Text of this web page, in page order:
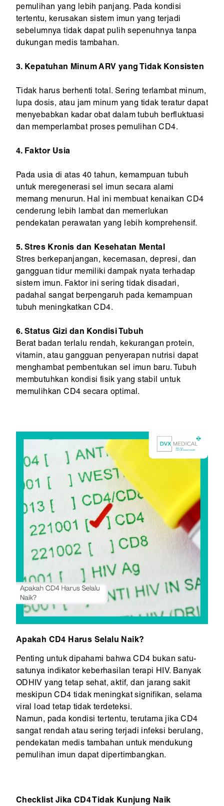
pemulihan yang lebih panjang. Pada kondisi
tertentu, kerusakan sistem imun yang terjadi
sebelumnya tidak dapat pulih sepenuhnya tanpa
dukungan medis tambahan.
3. Kepatuhan Minum ARV yang Tidak Konsisten
Tidak harus berhenti total. Sering terlambat minum,
lupa dosis, atau jam minum yang tidak teratur dapat
menyebabkan kadar obat dalam tubuh berfluktuasi
dan memperlambat proses pemulihan CD4.
4. Faktor Usia
Pada usia di atas 40 tahun, kemampuan tubuh
untuk meregenerasi sel imun secara alami
memang menurun. Hal ini membuat kenaikan CD4
cenderung lebih lambat dan memerlukan
pendekatan perawatan yang lebih komprehensif.
5. Stres Kronis dan Kesehatan Mental
Stres berkepanjangan, kecemasan, depresi, dan
gangguan tidur memiliki dampak nyata terhadap
sistem imun. Faktor ini sering tidak disadari,
padahal sangat berpengaruh pada kemampuan
tubuh meningkatkan CD4.
6. Status Gizi dan Kondisi Tubuh
Berat badan terlalu rendah, kekurangan protein,
vitamin, atau gangguan penyerapan nutrisi dapat
menghambat pembentukan sel imun baru. Tubuh
membutuhkan kondisi fisik yang stabil untuk
memulihkan CD4 secara optimal.
Apakah CD4 Harus Selalu Naik?
Penting untuk dipahami bahwa CD4 bukan satu-
satunya indikator keberhasilan terapi HIV. Banyak
ODHIV yang tetap sehat, aktif, dan jarang sakit
meskipun CD4 tidak meningkat signifikan, selama
viral load tetap tidak terdeteksi.
Namun, pada kondisi tertentu, terutama jika CD4
sangat rendah atau sering terjadi infeksi berulang,
pendekatan medis tambahan untuk mendukung
pemulihan imun dapat dipertimbangkan.
Checklist Jika CD4 Tidak Kunjung Naik